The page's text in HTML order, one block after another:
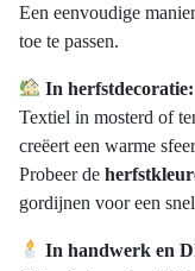
Een eenvoudige
toe te passen.
In herfstdecoratie:
Textiel in mosterd of
creëert een warme
Probeer de
gordijnen voor een
In handwerk en